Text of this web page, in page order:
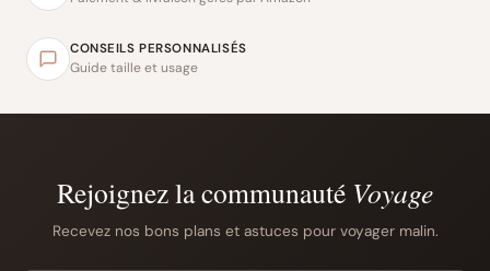
CONSEILS PERSONNALISÉS
Guide taille et usage
Rejoignez la communauté Voyage
Recevez nos bons plans et astuces pour voyager malin.